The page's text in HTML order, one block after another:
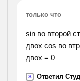
только что
sin во второй
двох cos во
двох = 0
S Ответил